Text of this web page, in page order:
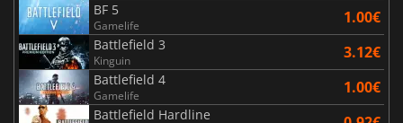
BF 5
Gamelife 1.00€
Battlefield 3
Kinguin 3.12€
Battlefield 4
Gamelife 1.00€
Battlefield Hardline